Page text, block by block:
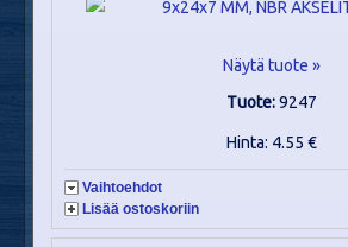
Näytä tuote »
Tuote:9247
Hinta: 4.55 €
Vaihtoehdot
Lisää ostoskoriin